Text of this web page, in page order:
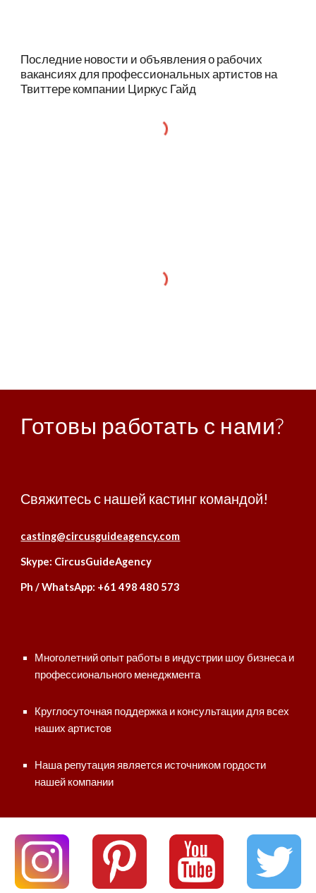
Последние новости и объявления о рабочих
вакансиях для профессиональных артистов на
Твиттере компании Циркус Гайд
Готовы работать с нами?
Свяжитесь с нашей кастинг командой!
casting@circusguideagency.com
Skype: CircusGuideAgency
Ph / WhatsApp: +61 498 480 573
Многолетний опыт работы в индустрии шоу бизнеса и
профессионального менеджмента
Круглосуточная поддержка и консультации для всех
наших артистов
Наша репутация является источником гордости
нашей компании